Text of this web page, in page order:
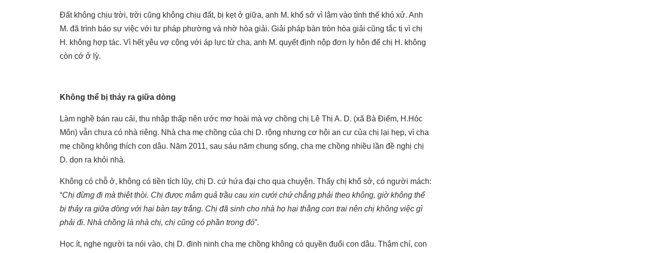
Đất không chịu trời, trời cũng không chịu đất, bị kẹt ở giữa, anh M. khổ sở vì lâm vào tình thế khó xử. Anh
M. đã trình báo sự việc với tư pháp phường và nhờ hòa giải. Giải pháp bàn tròn hòa giải cũng tắc tị vì chị
H. không hợp tác. Vì hết yêu vợ cộng với áp lực từ cha, anh M. quyết định nộp đơn ly hôn để chị H. không
còn cớ ở lỳ.
Không thể bị thảy ra giữa dòng
Làm nghề bán rau cải, thu nhập thấp nên ước mơ hoài mà vợ chồng chị Lê Thị A. D. (xã Bà Điểm, H.Hóc
Môn) vẫn chưa có nhà riêng. Nhà cha mẹ chồng của chị D. rộng nhưng cơ hội an cư của chị lại hẹp, vì cha
mẹ chồng không thích con dâu. Năm 2011, sau sáu năm chung sống, cha mẹ chồng nhiều lần đề nghị chị
D. dọn ra khỏi nhà.
Không có chỗ ở, không có tiền tích lũy, chị D. cứ hứa đại cho qua chuyện. Thấy chị khổ sở, có người mách:
“Chị đừng đi mà thiệt thòi. Chị được mâm quả trầu cau xin cưới chứ chẳng phải theo không, giờ không thể
bị thảy ra giữa dòng với hai bàn tay trắng. Chị đã sinh cho nhà họ hai thằng con trai nên chị không việc gì
phải đi. Nhà chồng là nhà chị, chị cũng có phần trong đó”.
Học ít, nghe người ta nói vào, chị D. đinh ninh cha mẹ chồng không có quyền đuổi con dâu. Thậm chí, con